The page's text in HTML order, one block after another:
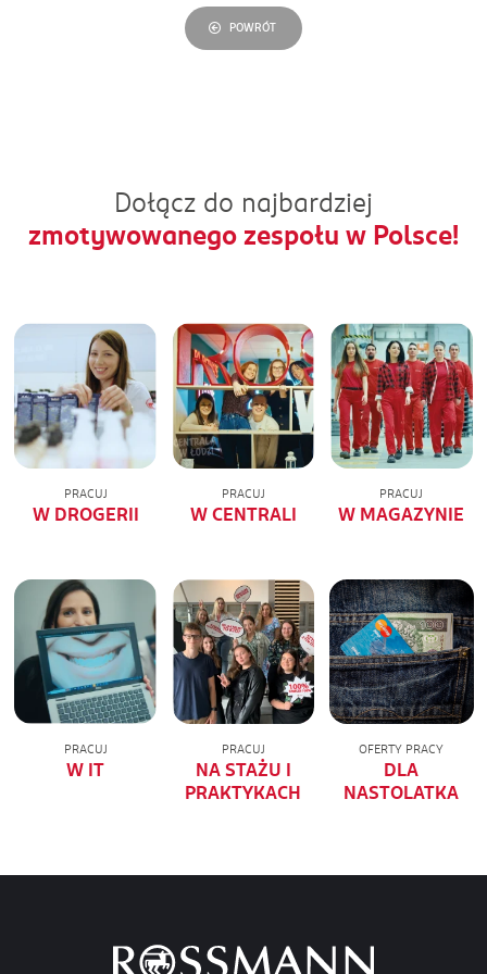
POWRÓT
Dołącz do najbardziej
zmotywowanego zespołu w Polsce!
PRACUJ
W DROGERII
PRACUJ
W CENTRALI
PRACUJ
W MAGAZYNIE
PRACUJ
W IT
PRACUJ
NA STAŻU I
PRAKTYKACH
OFERTY PRACY
DLA
NASTOLATKA